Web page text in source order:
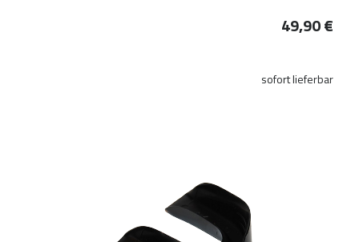
49,90 €
sofort lieferbar